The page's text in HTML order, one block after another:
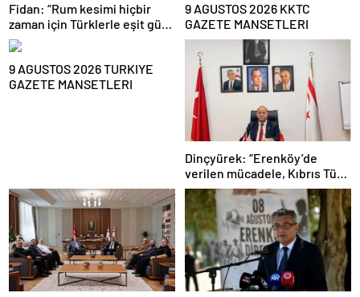
Fidan: “Rum kesimi hiçbir
zaman için Türklerle eşit güç
paylaşımına, devlet
paylaşımına gitmeyecek. Bu
iki iki daha dört kesinliğinde
bir konu”
9 AGUSTOS 2026 KKTC
GAZETE MANSETLERI
9 AGUSTOS 2026 TURKIYE
GAZETE MANSETLERI
Dinçyürek: “Erenköy’de
verilen mücadele, Kıbrıs Türk
halkının vatanına sahip çıkma
iradesinin en güçlü
göstergelerinden biri”